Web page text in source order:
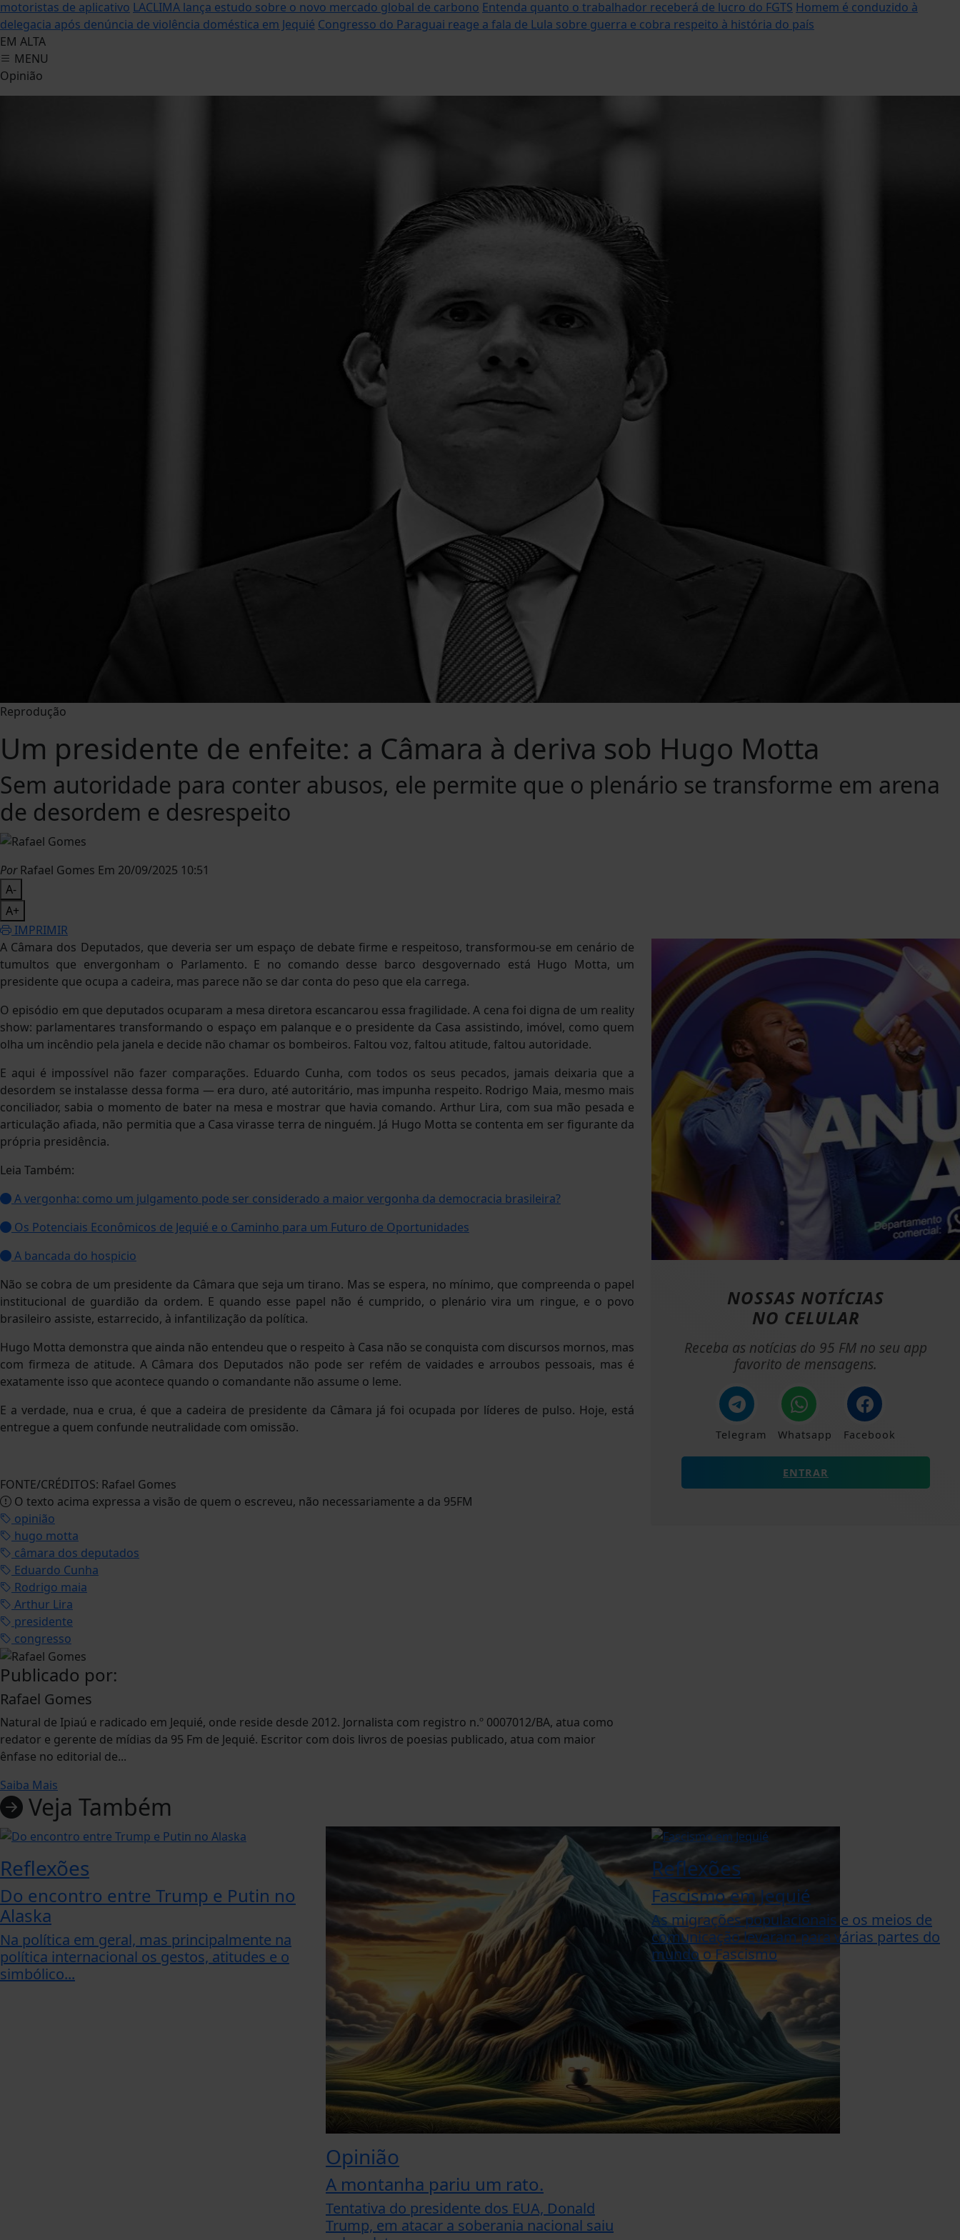
motoristas de aplicativo LACLIMA lança estudo sobre o novo mercado global de carbono Entenda quanto o trabalhador receberá de lucro do FGTS Homem é conduzido à
delegacia após denúncia de violência doméstica em Jequié Congresso do Paraguai reage a fala de Lula sobre guerra e cobra respeito à história do país
EM ALTA
MENU
Opinião
Reprodução
Um presidente de enfeite: a Câmara à deriva sob Hugo Motta
Sem autoridade para conter abusos, ele permite que o plenário se transforme em arena
de desordem e desrespeito
PorRafael Gomes Em 20/09/2025 10:51
A-
A+
IMPRIMIR
A Câmara dos Deputados, que deveria ser um espaço de debate firme e respeitoso, transformou-se em cenário de
tumultos que envergonham o Parlamento. E no comando desse barco desgovernado está Hugo Motta, um
presidente que ocupa a cadeira, mas parece não se dar conta do peso que ela carrega.
O episódio em que deputados ocuparam a mesa diretora escancarou essa fragilidade. A cena foi digna de um reality
show: parlamentares transformando o espaço em palanque e o presidente da Casa assistindo, imóvel, como quem
olha um incêndio pela janela e decide não chamar os bombeiros. Faltou voz, faltou atitude, faltou autoridade.
E aqui é impossível não fazer comparações. Eduardo Cunha, com todos os seus pecados, jamais deixaria que a
desordem se instalasse dessa forma — era duro, até autoritário, mas impunha respeito. Rodrigo Maia, mesmo mais
conciliador, sabia o momento de bater na mesa e mostrar que havia comando. Arthur Lira, com sua mão pesada e
articulação afiada, não permitia que a Casa virasse terra de ninguém. Já Hugo Motta se contenta em ser figurante da
própria presidência.
Leia Também:
A vergonha: como um julgamento pode ser considerado a maior vergonha da democracia brasileira?
Os Potenciais Econômicos de Jequié e o Caminho para um Futuro de Oportunidades
A bancada do hospicio
Não se cobra de um presidente da Câmara que seja um tirano. Mas se espera, no mínimo, que compreenda o papel
institucional de guardião da ordem. E quando esse papel não é cumprido, o plenário vira um ringue, e o povo
brasileiro assiste, estarrecido, à infantilização da política.
Hugo Motta demonstra que ainda não entendeu que o respeito à Casa não se conquista com discursos mornos, mas
com firmeza de atitude. A Câmara dos Deputados não pode ser refém de vaidades e arroubos pessoais, mas é
exatamente isso que acontece quando o comandante não assume o leme.
E a verdade, nua e crua, é que a cadeira de presidente da Câmara já foi ocupada por líderes de pulso. Hoje, está
entregue a quem confunde neutralidade com omissão.
FONTE/CRÉDITOS: Rafael Gomes
O texto acima expressa a visão de quem o escreveu, não necessariamente a da 95FM
opinião
hugo motta
câmara dos deputados
Eduardo Cunha
Rodrigo maia
Arthur Lira
presidente
congresso
Publicado por:
Rafael Gomes
Natural de Ipiaú e radicado em Jequié, onde reside desde 2012. Jornalista com registro n.º 0007012/BA, atua como
redator e gerente de mídias da 95 Fm de Jequié. Escritor com dois livros de poesias publicado, atua com maior
ênfase no editorial de...
Saiba Mais
NOSSAS NOTÍCIAS
NO CELULAR
Receba as notícias do 95 FM no seu app
favorito de mensagens.
Telegram Whatsapp Facebook
ENTRAR
Veja Também
Reflexões
Do encontro entre Trump e Putin no
Alaska
Na política em geral, mas principalmente na
política internacional os gestos, atitudes e o
simbólico...
Opinião
A montanha pariu um rato.
Tentativa do presidente dos EUA, Donald
Trump, em atacar a soberania nacional saiu
Reflexões
Fascismo em Jequié
As migrações populacionais e os meios de
comunicação levaram para várias partes do
mundo o Fascismo